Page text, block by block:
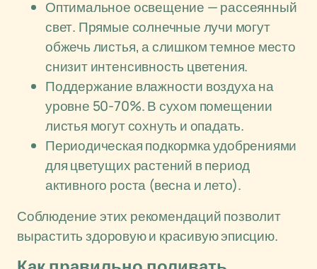
Оптимальное освещение — рассеянный
свет. Прямые солнечные лучи могут
обжечь листья, а слишком темное место
снизит интенсивность цветения.
Поддержание влажности воздуха на
уровне 50-70%. В сухом помещении
листья могут сохнуть и опадать.
Периодическая подкормка удобрениями
для цветущих растений в период
активного роста (весна и лето).
Соблюдение этих рекомендаций позволит
вырастить здоровую и красивую эписцию.